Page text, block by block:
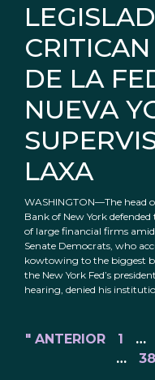
DE LA
NUEVA
LAXA
WASHINGTON—The head
Bank of New York
of large financial firms
Senate Democrats, who
kowtowing to the biggest
the New York Fed’s
hearing, denied his
" ANTERIOR 1 …
…